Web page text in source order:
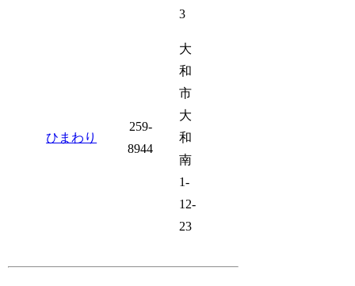
3
ひまわり
259-
8944
大
和
市
大
和
南
1-
12-
23